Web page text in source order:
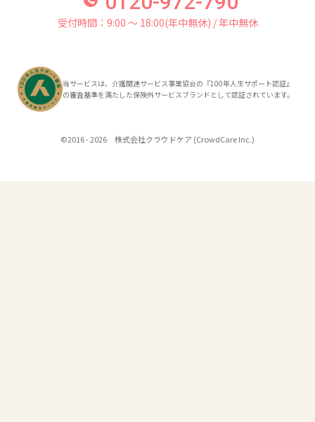
受付時間：9:00 〜 18:00(年中無休) / 年中無休
当サービスは、介護関連サービス事業協会の『100年人生サポート認証』
の審査基準を満たした保険外サービスブランドとして認証されています。
©2016 - 2026 株式会社クラウドケア (CrowdCare Inc.)